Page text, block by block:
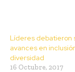
Líderes debatieron
avances en
diversidad
16 Octubre, 2017